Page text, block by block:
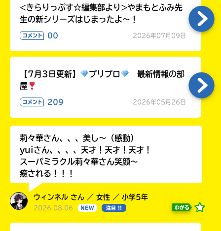
<きらりっぷす☆編集部より>やまもとふみ先
生の新シリーズはじまったよ～！
コメント 00 2026年07月09日
【7月3日更新】 プリプロ
最新情報の部
屋
コメント 209 2026年05月26日
莉々華さん、、、美し〜（感動）
yuiさん、、、、天才！天才！天才！
スーパミラクル莉々華さん笑顔〜
癒される！！！
ウィンネル さん ／ 女性 ／ 小学5年
2026.08.06 NEW 注目 !! わかる